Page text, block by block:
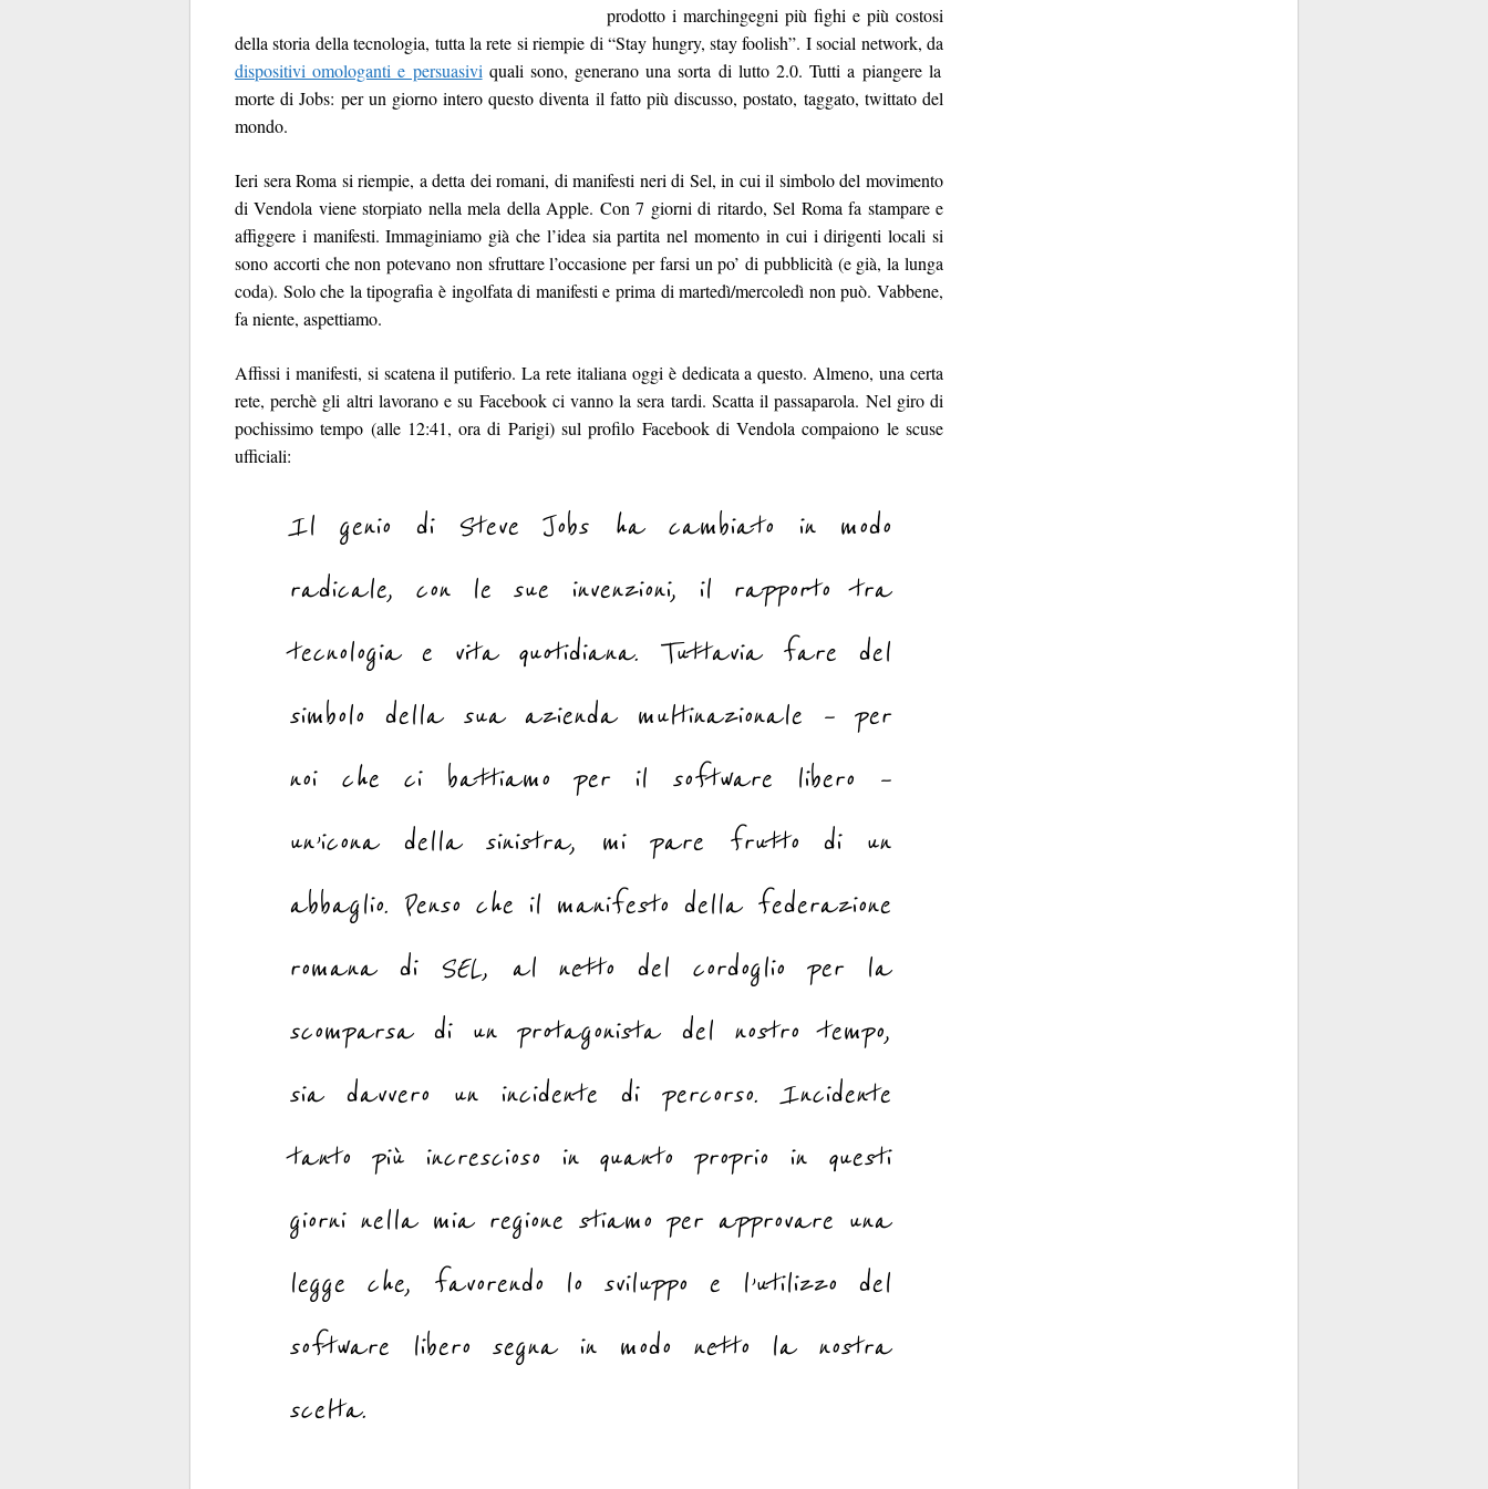
prodotto i marchingegni più fighi e più costosi
della storia della tecnologia, tutta la rete si riempie di “Stay hungry, stay foolish”. I social network, da
dispositivi omologanti e persuasivi quali sono, generano una sorta di lutto 2.0. Tutti a piangere la
morte di Jobs: per un giorno intero questo diventa il fatto più discusso, postato, taggato, twittato del
mondo.
Ieri sera Roma si riempie, a detta dei romani, di manifesti neri di Sel, in cui il simbolo del movimento
di Vendola viene storpiato nella mela della Apple. Con 7 giorni di ritardo, Sel Roma fa stampare e
affiggere i manifesti. Immaginiamo già che l’idea sia partita nel momento in cui i dirigenti locali si
sono accorti che non potevano non sfruttare l’occasione per farsi un po’ di pubblicità (e già, la lunga
coda). Solo che la tipografia è ingolfata di manifesti e prima di martedì/mercoledì non può. Vabbene,
fa niente, aspettiamo.
Affissi i manifesti, si scatena il putiferio. La rete italiana oggi è dedicata a questo. Almeno, una certa
rete, perchè gli altri lavorano e su Facebook ci vanno la sera tardi. Scatta il passaparola. Nel giro di
pochissimo tempo (alle 12:41, ora di Parigi) sul profilo Facebook di Vendola compaiono le scuse
ufficiali:
Il genio di Steve Jobs ha cambiato in modo
radicale, con le sue invenzioni, il rapporto tra
tecnologia e vita quotidiana. Tuttavia fare del
simbolo della sua azienda multinazionale – per
noi che ci battiamo per il software libero –
un’icona della sinistra, mi pare frutto di un
abbaglio. Penso che il manifesto della federazione
romana di SEL, al netto del cordoglio per la
scomparsa di un protagonista del nostro tempo,
sia davvero un incidente di percorso. Incidente
tanto più increscioso in quanto proprio in questi
giorni nella mia regione stiamo per approvare una
legge che, favorendo lo sviluppo e l’utilizzo del
software libero segna in modo netto la nostra
scelta.